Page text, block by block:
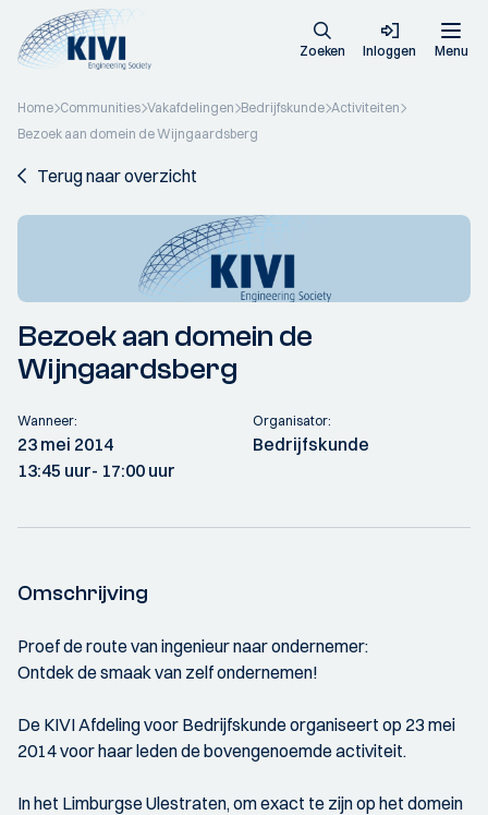
Zoeken Inloggen Menu
Home Communities Vakafdelingen Bedrijfskunde Activiteiten
Bezoek aan domein de Wijngaardsberg
Terug naar overzicht
Bezoek aan domein de
Wijngaardsberg
Wanneer:
23 mei 2014
13:45 uur- 17:00 uur
Organisator:
Bedrijfskunde
Omschrijving
Proef de route van ingenieur naar ondernemer:
Ontdek de smaak van zelf ondernemen!
De KIVI Afdeling voor Bedrijfskunde organiseert op 23 mei
2014 voor haar leden de bovengenoemde activiteit.
In het Limburgse Ulestraten, om exact te zijn op het domein